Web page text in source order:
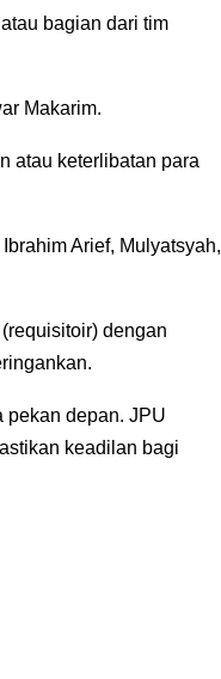
bagian dari tim
Makarim.
atau keterlibatan para
Arief, Mulyatsyah,
dengan
pekan depan. JPU
keadilan bagi